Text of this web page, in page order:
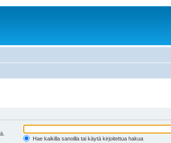
Hae kaikilla sanoilla tai käytä kirjoitettua hakua